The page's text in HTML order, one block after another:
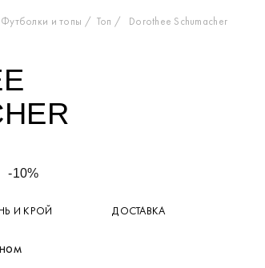
Футболки и топы Топ Dorothee Schumacher
-10%
И КРОЙ ДОСТАВКА